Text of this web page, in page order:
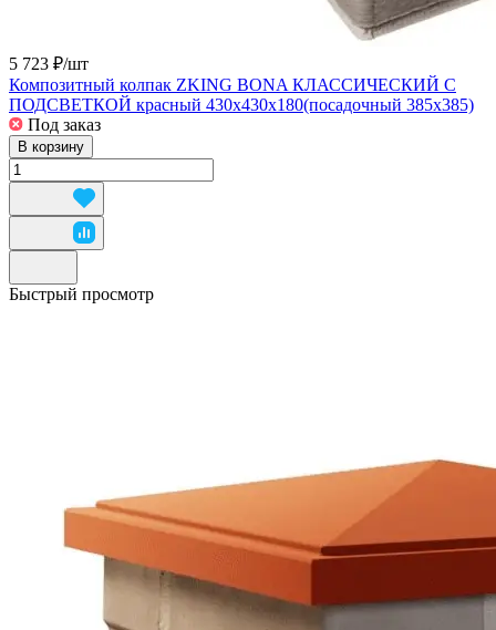
5 723 ₽/шт
Композитный колпак ZKING BONA КЛАССИЧЕСКИЙ С
ПОДСВЕТКОЙ красный 430x430x180(посадочный 385х385)
Под заказ
В корзину
Быстрый просмотр